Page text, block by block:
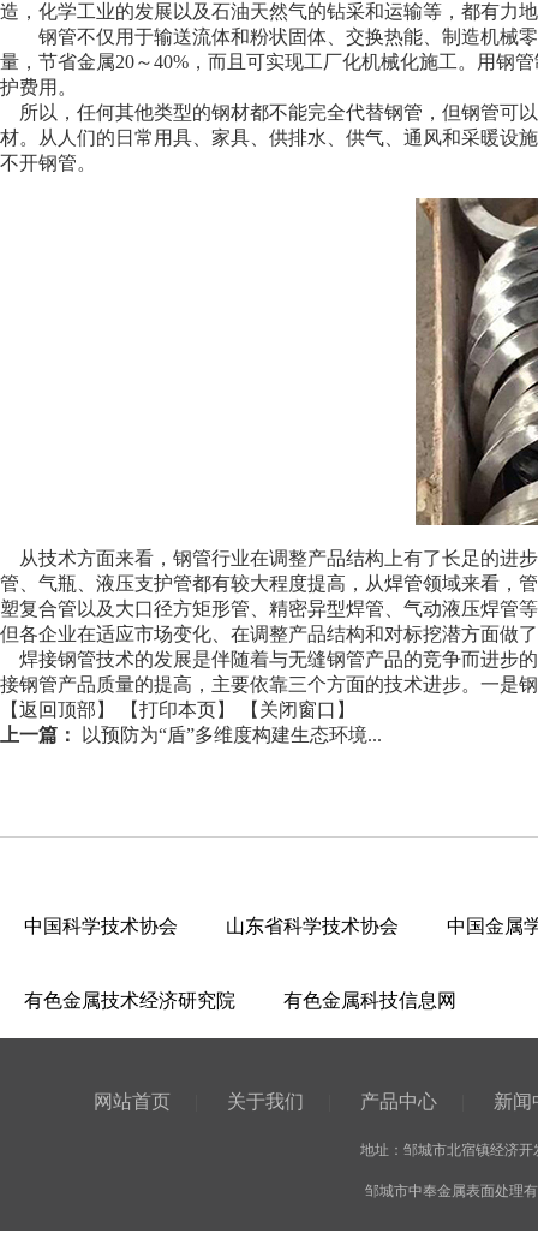
造，化学工业的发展以及石油天然气的钻采和运输等，都有力
钢管不仅用于输送流体和粉状固体、交换热能、制造机械零
量，节省金属20～40%，而且可实现工厂化机械化施工。用钢
护费用。
所以，任何其他类型的钢材都不能完全代替钢管，但钢管可
材。从人们的日常用具、家具、供排水、供气、通风和采暖设
不开钢管。
从技术方面来看，钢管行业在调整产品结构上有了长足的进
管、气瓶、液压支护管都有较大程度提高，从焊管领域来看，
塑复合管以及大口径方矩形管、精密异型焊管、气动液压焊管
但各企业在适应市场变化、在调整产品结构和对标挖潜方面做
焊接钢管技术的发展是伴随着与无缝钢管产品的竞争而进步
接钢管产品质量的提高，主要依靠三个方面的技术进步。一是
【返回顶部】
【打印本页】
【关闭窗口】
上一篇：
以预防为“盾”多维度构建生态环境...
中国科学技术协会 山东省科学技术协会 中国金属
有色金属技术经济研究院 有色金属科技信息网
网站首页 关于我们 产品中心 新闻
地址：邹城市北宿镇经济
邹城市中奉金属表面处理